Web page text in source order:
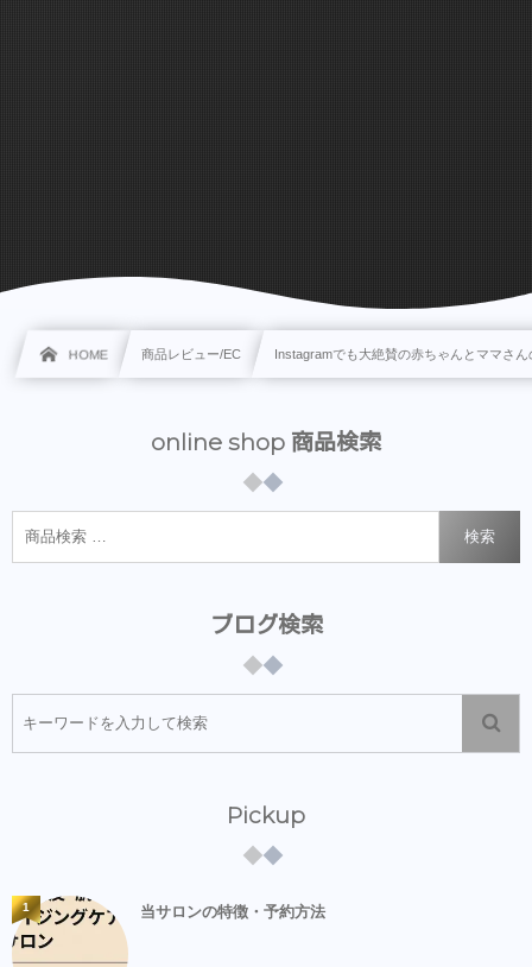
HOME 商品レビュー/EC Instagramでも大絶賛の赤ちゃんとママさ
online shop 商品検索
検索
ブログ検索
Pickup
当サロンの特徴・予約方法
1